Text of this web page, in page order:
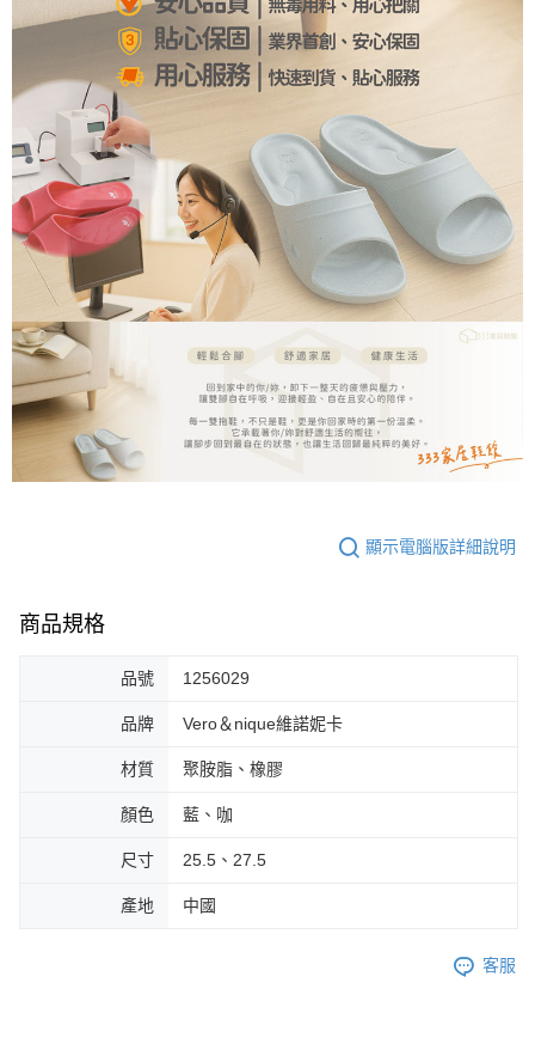
顯示電腦版詳細說明
商品規格
品號 1256029
品牌 Vero＆nique維諾妮卡
材質 聚胺脂、橡膠
顏色 藍、咖
尺寸 25.5、27.5
產地 中國
客服